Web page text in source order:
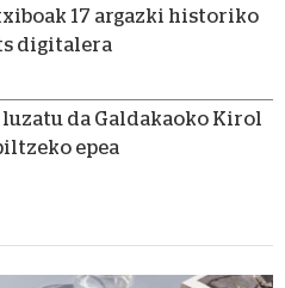
17 argazki historiko
digitalera
da Galdakaoko Kirol
epea